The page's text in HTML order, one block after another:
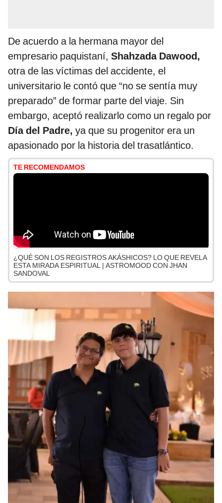
De acuerdo a la hermana mayor del
empresario paquistaní, Shahzada Dawood,
otra de las víctimas del accidente, el
universitario le contó que “no se sentía muy
preparado” de formar parte del viaje. Sin
embargo, aceptó realizarlo como un regalo por
Día del Padre, ya que su progenitor era un
apasionado por la historia del trasatlántico.
TE RECOMENDAMOS
¿QUÉ SON LOS REGISTROS AKÁSHICOS? LO QUE REVELA
ESTA MIRADA ESPIRITUAL | ASTROMOOD CON JHAN
SANDOVAL